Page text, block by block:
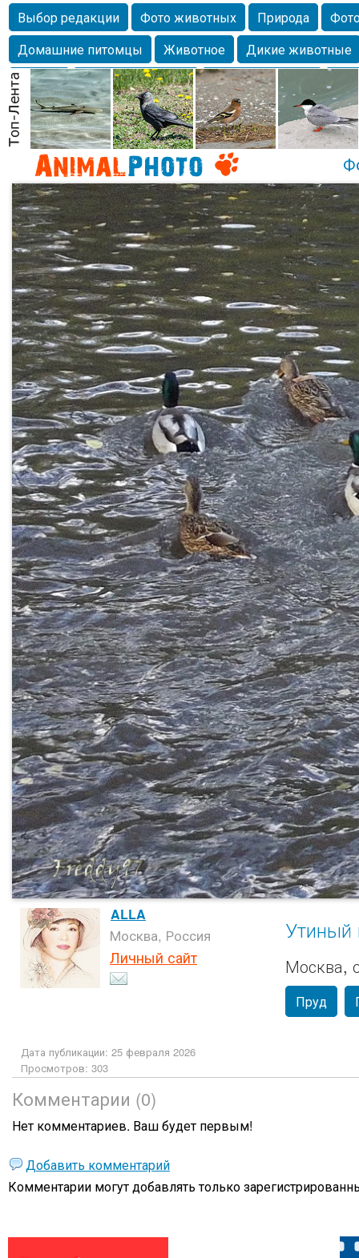
Выбор редакции Фото животных Природа
Домашние питомцы
Животное
Дикие животные
Собаки
Alexanderandronik Млекопитающие
Морда
Собачка Осень Портрет
Домашние
Насекомое
Коты Lebert Дикие птицы Утка
ALLA
Москва, Россия
Личный сайт
Утиный
Москва,
Пруд
Дата публикации: 25 февраля 2026
Просмотров: 303
Комментарии (0)
Нет комментариев. Ваш будет первым!
Добавить комментарий
Комментарии могут добавлять только